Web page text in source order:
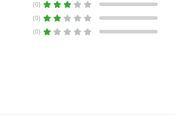
(0)
(0)
(0)